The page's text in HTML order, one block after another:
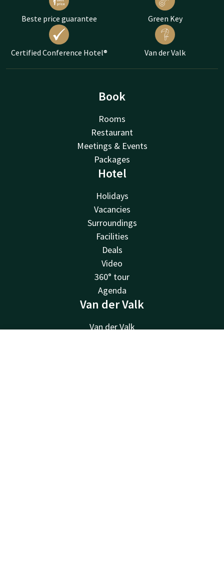
Beste price guarantee Green Key
Certified Conference Hotel® Van der Valk
Book
Rooms
Restaurant
Meetings & Events
Packages
Hotel
Holidays
Vacancies
Surroundings
Facilities
Deals
Video
360° tour
Agenda
Van der Valk
Van der Valk